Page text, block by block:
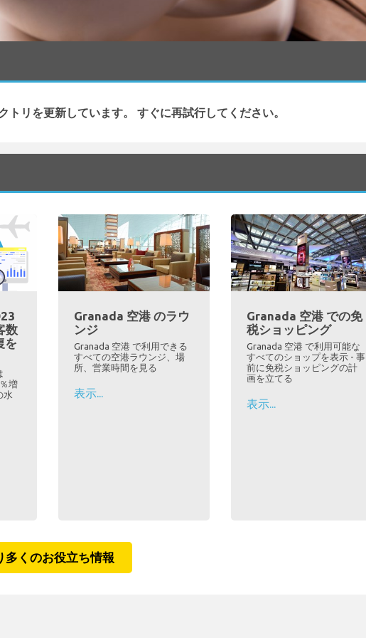
リを更新しています。 すぐに再試行してください。
数
を
増
水
Granada 空港 のラウ
ンジ
Granada 空港 で利用できる
すべての空港ラウンジ、場
所、営業時間を見る
表示...
Granada 空港 での免
税ショッピング
Granada 空港 で利用可能な
すべてのショップを表示 - 事
前に免税ショッピングの計
画を立てる
表示...
多くのお役立ち情報